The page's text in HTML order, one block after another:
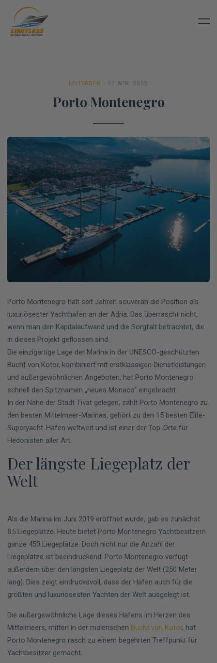
LEITFADEN - 17 APR. 2025
Porto Montenegro
Porto Montenegro hält seit Jahren souverän die Position als
luxuriösester Yachthafen an der Adria. Das überrascht nicht,
wenn man den Kapitalaufwand und die Sorgfalt betrachtet, die
in dieses Projekt geflossen sind.
Die einzigartige Lage der Marina in der UNESCO-geschützten
Bucht von Kotor, kombiniert mit erstklassigen Dienstleistungen
und außergewöhnlichen Angeboten, hat Porto Montenegro
schnell den Spitznamen „neues Monaco“ eingebracht.
In der Nähe der Stadt Tivat gelegen, zählt Porto Montenegro zu
den besten Mittelmeer-Marinas, gehört zu den 15 besten Elite-
Superyacht-Häfen weltweit und ist einer der Top-Orte für
Hedonisten aller Art.
Der längste Liegeplatz der
Welt
Als die Marina im Juni 2019 eröffnet wurde, gab es zunächst
85 Liegeplätze. Heute bietet Porto Montenegro Yachtbesitzern
ganze 450 Liegeplätze. Doch nicht nur die Anzahl der
Liegeplätze ist beeindruckend: Porto Montenegro verfügt
außerdem über den längsten Liegeplatz der Welt (250 Meter
lang). Dies zeigt eindrucksvoll, dass der Hafen auch für die
größten und luxuriösesten Yachten der Welt ausgelegt ist.
Die außergewöhnliche Lage dieses Hafens im Herzen des
Mittelmeers, mitten in der malerischen Bucht von Kotor, hat
Porto Montenegro rasch zu einem begehrten Treffpunkt für
Yachtbesitzer gemacht.